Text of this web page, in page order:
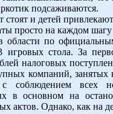
подсаживаются.
стоят и детей
просто на каждом
области по
игровых стола. За
налоговых
компаний, занятых
соблюдением всех
в основном на
актов. Однако, как на